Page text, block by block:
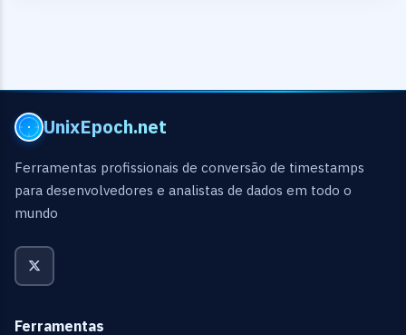
UnixEpoch.net
Ferramentas profissionais de conversão de timestamps
para desenvolvedores e analistas de dados em todo o
mundo
Ferramentas